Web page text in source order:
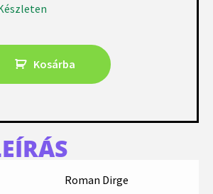
Kosárba
Roman Dirge